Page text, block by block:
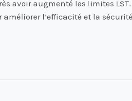
avoir augmenté les limites
l’efficacité et la